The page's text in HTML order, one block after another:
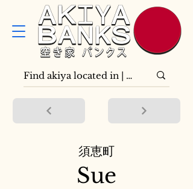
Sue
須恵町